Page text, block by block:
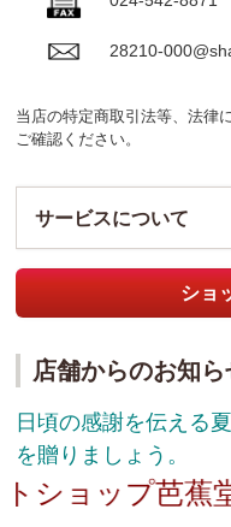
28210-
当店の特定商取引法等、法律
ご確認ください。
サービスについて
ショ
店舗からのお知ら
日頃の感謝を伝える
を贈りましょう。
ショップ芭蕉堂